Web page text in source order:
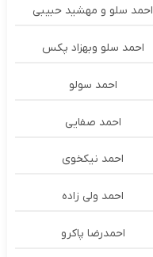
احمد سلو و مهشید حبیبی
احمد سلو وبهزاد پکس
احمد سولو
احمد صفایی
احمد نیکخوی
احمد ولی زاده
احمدرضا پاکرو